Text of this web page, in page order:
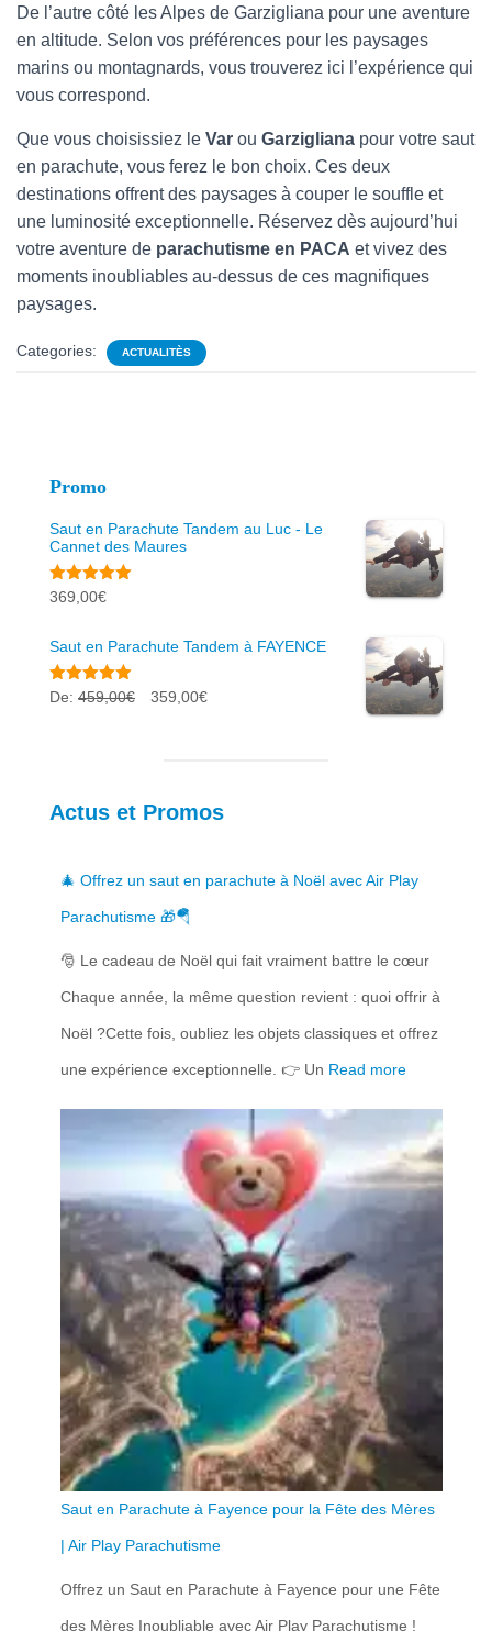
De l’autre côté les Alpes de Garzigliana pour une aventure
en altitude. Selon vos préférences pour les paysages
marins ou montagnards, vous trouverez ici l’expérience qui
vous correspond.
Que vous choisissiez le Var ou Garzigliana pour votre saut
en parachute, vous ferez le bon choix. Ces deux
destinations offrent des paysages à couper le souffle et
une luminosité exceptionnelle. Réservez dès aujourd’hui
votre aventure de parachutisme en PACA et vivez des
moments inoubliables au-dessus de ces magnifiques
paysages.
Categories: ACTUALITÈS
Promo
Saut en Parachute Tandem au Luc - Le
Cannet des Maures
Note5.00
369,00€
Saut en Parachute Tandem à FAYENCE
Note5.00
De: 459,00€
x
i
t
i
t
:
4
9
359,00€L
r
x
e
t
:
3
5
0
0
Actus et Promos
🎄 Offrez un saut en parachute à Noël avec Air Play
Parachutisme 🎁🪂
🎅 Le cadeau de Noël qui fait vraiment battre le cœur
Chaque année, la même question revient : quoi offrir à
Noël ?Cette fois, oubliez les objets classiques et offrez
une expérience exceptionnelle. 👉 Un Read more
Saut en Parachute à Fayence pour la Fête des Mères
| Air Play Parachutisme
Offrez un Saut en Parachute à Fayence pour une Fête
des Mères Inoubliable avec Air Play Parachutisme !